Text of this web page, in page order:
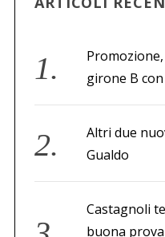
girone B
Altri due
Gualdo
Castagnoli
buona